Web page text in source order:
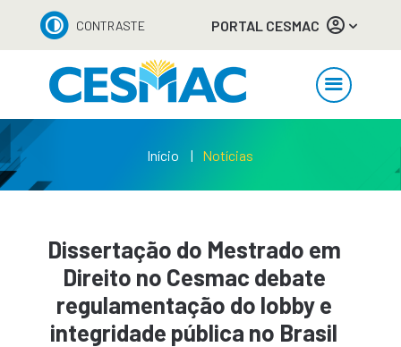
CONTRASTE PORTAL CESMAC
Início Notícias
Dissertação do Mestrado em
Direito no Cesmac debate
regulamentação do lobby e
integridade pública no Brasil